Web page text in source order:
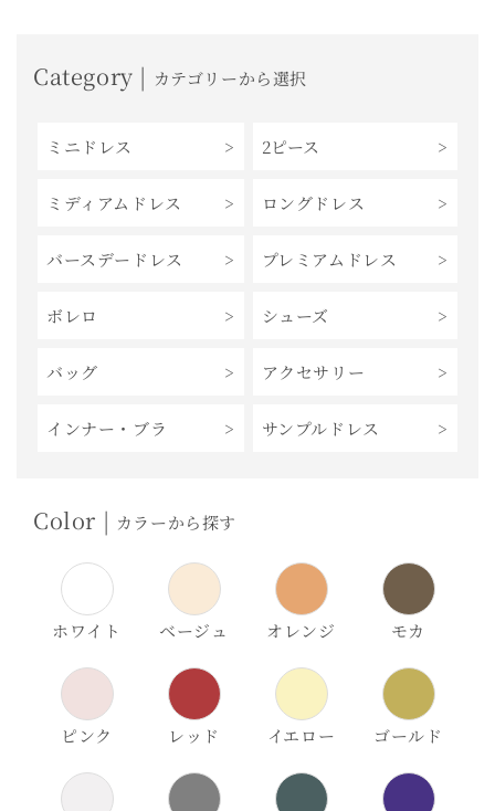
Category | カテゴリーから選択
ミニドレス 2ピース
ミディアムドレス ロングドレス
バースデードレス プレミアムドレス
ボレロ シューズ
バッグ アクセサリー
インナー・ブラ サンプルドレス
Color | カラーから探す
ホワイト ベージュ オレンジ モカ
ピンク レッド イエロー ゴールド